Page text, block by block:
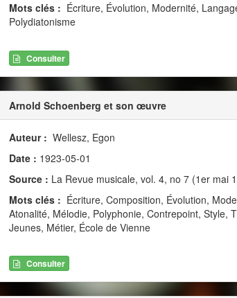
Mots clés : Écriture, Évolution, Modernité,
Polydiatonisme
Consulter
Arnold Schoenberg et son œuvre
Auteur : Wellesz, Egon
Date : 1923-05-01
Source : La Revue musicale, vol. 4, no 7 (1er mai
Mots clés : Écriture, Composition, Évolution,
Atonalité, Mélodie, Polyphonie, Contrepoint, Style,
Jeunes, Métier, École de Vienne
Consulter